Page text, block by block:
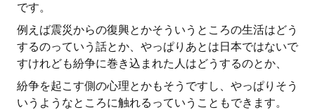
です。
例えば震災からの復興とかそういうところの生活はどう
するのっていう話とか、やっぱりあとは日本ではないで
すけれども紛争に巻き込まれた人はどうするのとか、
紛争を起こす側の心理とかもそうですし、やっぱりそう
いうようなところに触れるっていうこともできます。